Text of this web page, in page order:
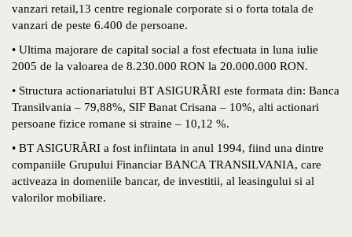
vanzari retail,13 centre regionale corporate si o forta totala de
vanzari de peste 6.400 de persoane.
• Ultima majorare de capital social a fost efectuata in luna iulie
2005 de la valoarea de 8.230.000 RON la 20.000.000 RON.
• Structura actionariatului BT ASIGURÃRI este formata din: Banca
Transilvania – 79,88%, SIF Banat Crisana – 10%, alti actionari
persoane fizice romane si straine – 10,12 %.
• BT ASIGURÃRI a fost infiintata in anul 1994, fiind una dintre
companiile Grupului Financiar BANCA TRANSILVANIA, care
activeaza in domeniile bancar, de investitii, al leasingului si al
valorilor mobiliare.